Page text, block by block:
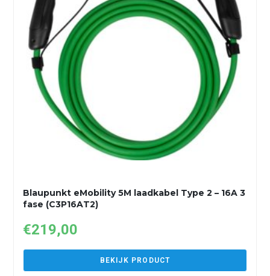
Blaupunkt eMobility 5M laadkabel Type 2 – 16A 3
fase (C3P16AT2)
€219,00
BEKIJK PRODUCT